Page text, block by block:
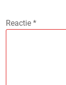
Reactie *